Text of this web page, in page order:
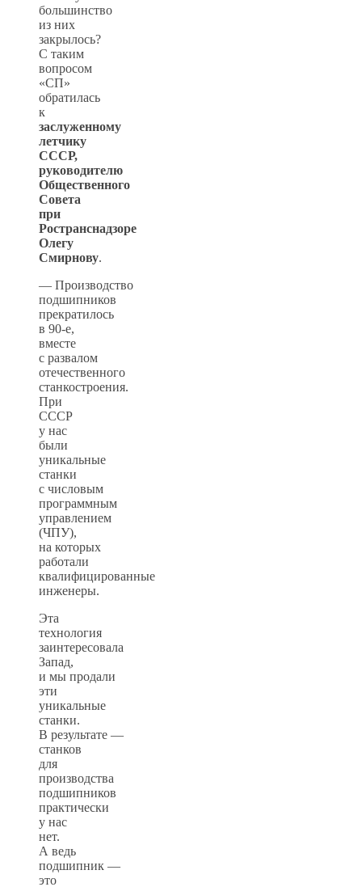
большинство
из них
закрылось?
С таким
вопросом
«СП»
обратилась
к
заслуженному
летчику
СССР,
руководителю
Общественного
Совета
при
Ространснадзоре
Олегу
Смирнову.
— Производство
подшипников
прекратилось
в 90-е,
вместе
с развалом
отечественного
станкостроения.
При
СССР
у нас
были
уникальные
станки
с числовым
программным
управлением
(ЧПУ),
на которых
работали
квалифицированные
инженеры.
Эта
технология
заинтересовала
Запад,
и мы продали
эти
уникальные
станки.
В результате —
станков
для
производства
подшипников
практически
у нас
нет.
А ведь
подшипник —
это